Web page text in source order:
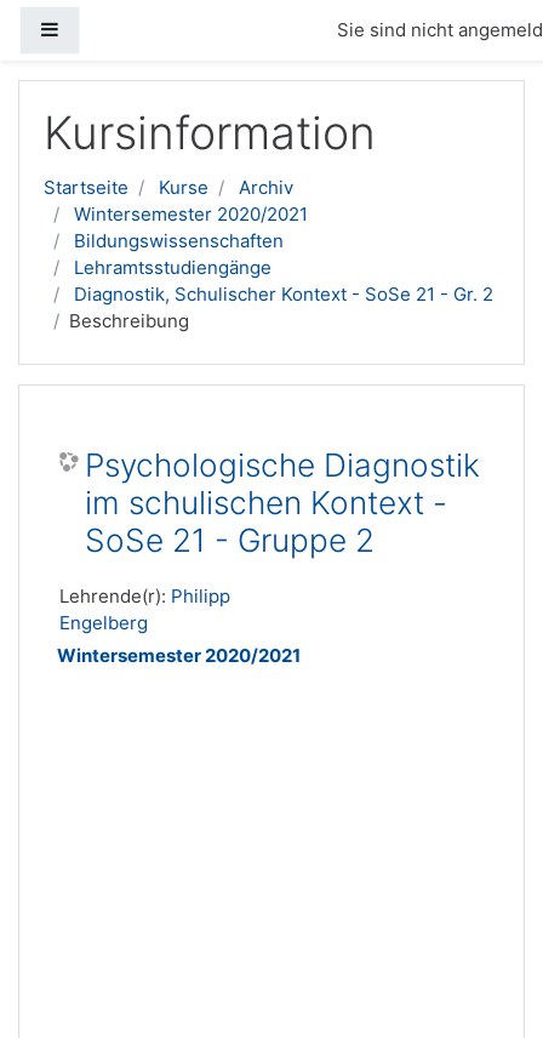
Sie sind nicht
Kursinformation
Startseite Kurse
Archiv
Wintersemester 2020/2021
Bildungswissenschaften
Lehramtsstudiengänge
Diagnostik, Schulischer Kontext - SoSe 21 - Gr. 2
Beschreibung
Psychologische Diagnostik
im schulischen Kontext -
SoSe 21 - Gruppe 2
Lehrende(r): Philipp
Engelberg
Wintersemester 2020/2021